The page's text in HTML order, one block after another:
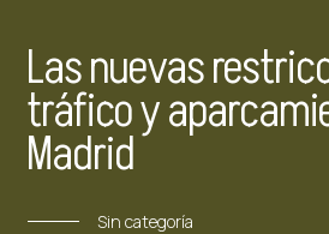
Las nuevas
tráfico y
Madrid
Sin categoría